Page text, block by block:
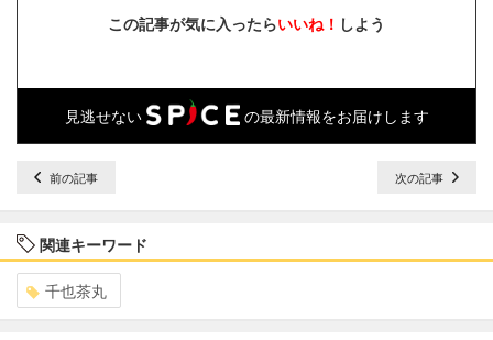
この記事が気に入ったらいいね！ しよう
見逃せない の最新情報をお届けします
前の記事 次の記事
関連キーワード
千也茶丸